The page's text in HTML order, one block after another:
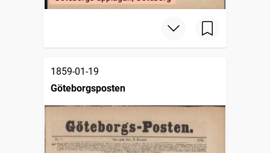
1859-01-19
Göteborgsposten